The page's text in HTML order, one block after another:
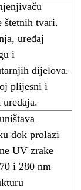
štetnih tvari.
uređaj
i
dijelova.
plijesni i
dok prolazi
UV zrake
i 280 nm